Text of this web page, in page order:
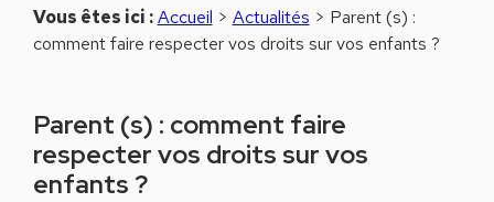
Vous êtes ici : Accueil > Actualités > Parent (s) :
comment faire respecter vos droits sur vos enfants ?
Parent (s) : comment faire
respecter vos droits sur vos
enfants ?